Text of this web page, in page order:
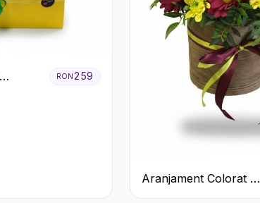
RON259
Aranjament Colorat cu
Crizanteme în Cutie